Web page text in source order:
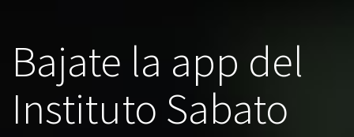
Bajate la app del
Instituto Sabato